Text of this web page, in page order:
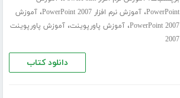
PowerPoint،آموزش نرم افزار PowerPoint 2007 ،آموزش
PowerPoint 2007،آموزش پاورپوینت،آموزش پاورپوینت
2007
دانلود کتاب